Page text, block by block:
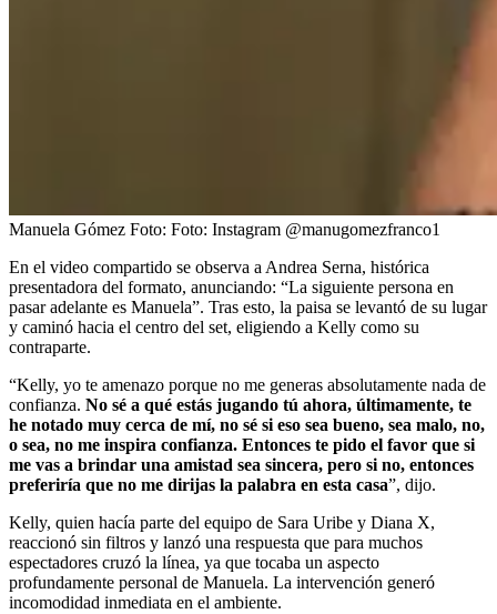
Manuela Gómez Foto: Foto: Instagram @manugomezfranco1
En el video compartido se observa a Andrea Serna, histórica
presentadora del formato, anunciando: “La siguiente persona en
pasar adelante es Manuela”. Tras esto, la paisa se levantó de su lugar
y caminó hacia el centro del set, eligiendo a Kelly como su
contraparte.
“Kelly, yo te amenazo porque no me generas absolutamente nada de
confianza. No sé a qué estás jugando tú ahora, últimamente, te
he notado muy cerca de mí, no sé si eso sea bueno, sea malo, no,
o sea, no me inspira confianza. Entonces te pido el favor que si
me vas a brindar una amistad sea sincera, pero si no, entonces
preferiría que no me dirijas la palabra en esta casa”, dijo.
Kelly, quien hacía parte del equipo de Sara Uribe y Diana X,
reaccionó sin filtros y lanzó una respuesta que para muchos
espectadores cruzó la línea, ya que tocaba un aspecto
profundamente personal de Manuela. La intervención generó
incomodidad inmediata en el ambiente.